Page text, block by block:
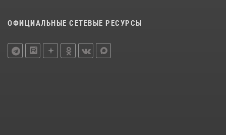
ОФИЦИАЛЬНЫЕ СЕТЕВЫЕ РЕСУРСЫ